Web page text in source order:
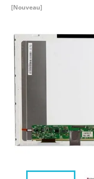
[Nouveau]